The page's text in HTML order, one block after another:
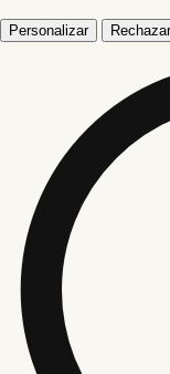
Personalizar Rechazar